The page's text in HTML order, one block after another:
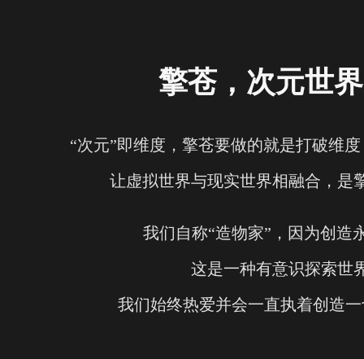
擎苍，次元世
“次元”即维度，擎苍要做的就是打破维
让虚拟世界与现实世界相融合，是
我们自称“造物家”，因为创造
这是一种有意识探索世
我们始终热爱并会一直执着创造